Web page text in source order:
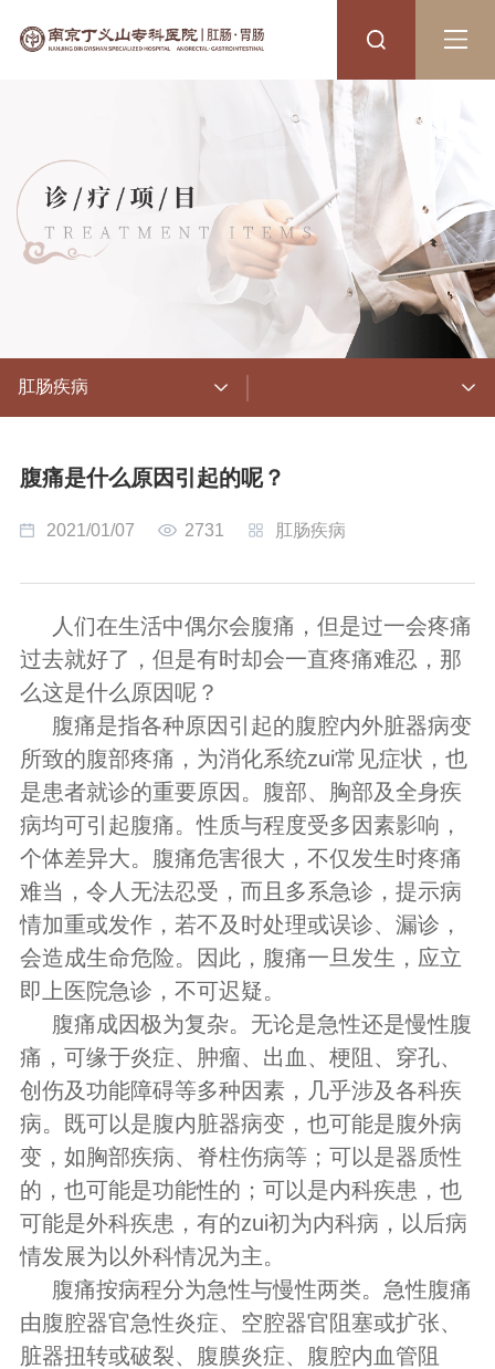
肛肠疾病
腹痛是什么原因引起的呢？
2021/01/07 2731 肛肠疾病
人们在生活中偶尔会腹痛，但是过一会疼痛
过去就好了，但是有时却会一直疼痛难忍，那
么这是什么原因呢？
腹痛是指各种原因引起的腹腔内外脏器病变
所致的腹部疼痛，为消化系统zui常见症状，也
是患者就诊的重要原因。腹部、胸部及全身疾
病均可引起腹痛。性质与程度受多因素影响，
个体差异大。腹痛危害很大，不仅发生时疼痛
难当，令人无法忍受，而且多系急诊，提示病
情加重或发作，若不及时处理或误诊、漏诊，
会造成生命危险。因此，腹痛一旦发生，应立
即上医院急诊，不可迟疑。
腹痛成因极为复杂。无论是急性还是慢性腹
痛，可缘于炎症、肿瘤、出血、梗阻、穿孔、
创伤及功能障碍等多种因素，几乎涉及各科疾
病。既可以是腹内脏器病变，也可能是腹外病
变，如胸部疾病、脊柱伤病等；可以是器质性
的，也可能是功能性的；可以是内科疾患，也
可能是外科疾患，有的zui初为内科病，以后病
情发展为以外科情况为主。
腹痛按病程分为急性与慢性两类。急性腹痛
由腹腔器官急性炎症、空腔器官阻塞或扩张、
脏器扭转或破裂、腹膜炎症、腹腔内血管阻